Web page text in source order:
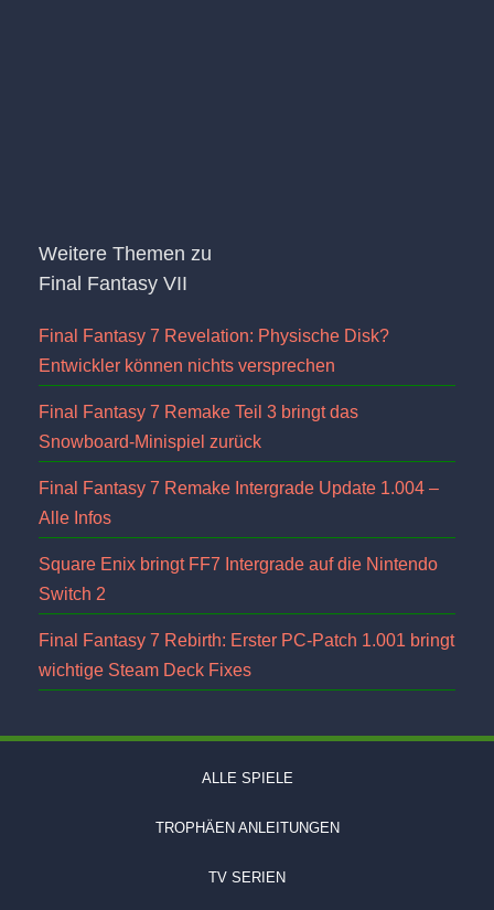
Weitere Themen zu
Final Fantasy VII
Final Fantasy 7 Revelation: Physische Disk?
Entwickler können nichts versprechen
Final Fantasy 7 Remake Teil 3 bringt das
Snowboard-Minispiel zurück
Final Fantasy 7 Remake Intergrade Update 1.004 –
Alle Infos
Square Enix bringt FF7 Intergrade auf die Nintendo
Switch 2
Final Fantasy 7 Rebirth: Erster PC-Patch 1.001 bringt
wichtige Steam Deck Fixes
ALLE SPIELE
TROPHÄEN ANLEITUNGEN
TV SERIEN